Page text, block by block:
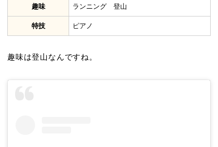
趣味 ランニング 登山
特技 ピアノ
趣味は登山なんですね。